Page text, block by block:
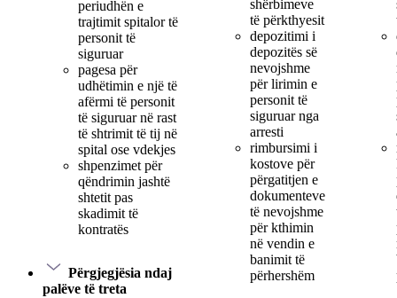
periudhën e
trajtimit spitalor të
personit të
siguruar
pagesa për
udhëtimin e një të
afërmi të personit
të siguruar në rast
të shtrimit të tij në
spital ose vdekjes
shpenzimet për
qëndrimin jashtë
shtetit pas
skadimit të
kontratës
Përgjegjësia ndaj
palëve të treta
shërbimeve
të përkthyesit
depozitimi i
depozitës së
nevojshme
për lirimin e
personit të
siguruar nga
arresti
rimbursimi i
kostove për
përgatitjen e
dokumenteve
të nevojshme
për kthimin
në vendin e
banimit të
përhershëm